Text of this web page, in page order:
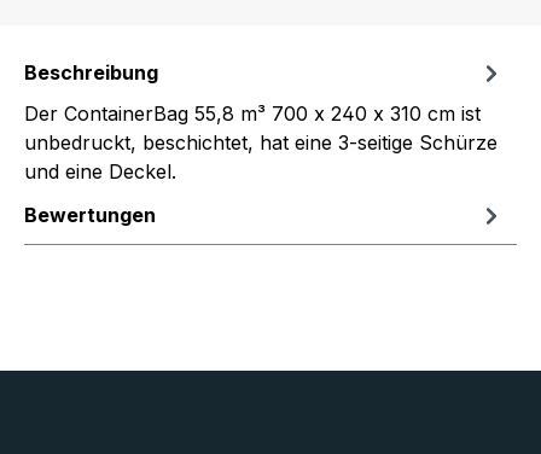
Beschreibung
Der ContainerBag 55,8 m³ 700 x 240 x 310 cm ist
unbedruckt, beschichtet, hat eine 3-seitige Schürze
und eine Deckel.
Bewertungen